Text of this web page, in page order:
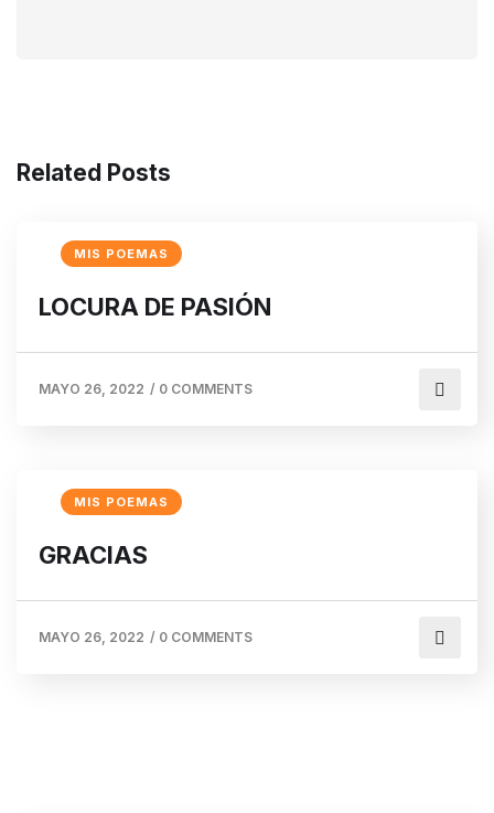
Related Posts
MIS POEMAS
LOCURA DE PASIÓN
MAYO 26, 2022 / 0 COMMENTS
MIS POEMAS
GRACIAS
MAYO 26, 2022 / 0 COMMENTS